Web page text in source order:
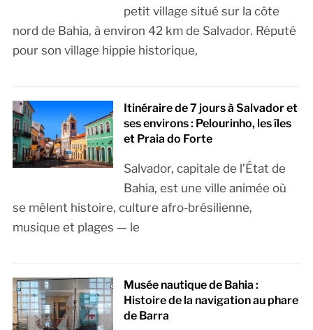
petit village situé sur la côte
nord de Bahia, à environ 42 km de Salvador. Réputé
pour son village hippie historique,
Itinéraire de 7 jours à Salvador et
ses environs : Pelourinho, les îles
et Praia do Forte
Salvador, capitale de l’État de
Bahia, est une ville animée où
se mêlent histoire, culture afro-brésilienne,
musique et plages — le
Musée nautique de Bahia :
Histoire de la navigation au phare
de Barra